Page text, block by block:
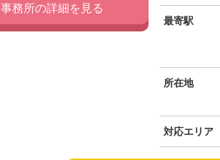
目梨郡羅臼町
最寄駅
所在地
対応エリア
事務所の詳細を見る